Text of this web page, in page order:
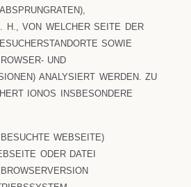
B
VON WELCHER SEITE DER B
SOWIE T
UND B
ANALYSIERT WERDEN. ZU D
IONOS INSBESONDERE F
WEBSEITE)
ODER DATEI